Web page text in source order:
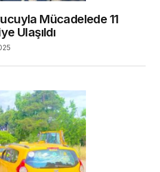
Mücadelede 11
Ulaşıldı